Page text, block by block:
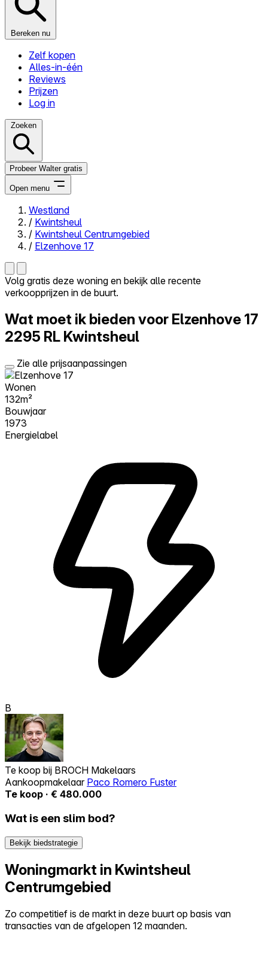
Bereken nu
Zelf kopen
Alles-in-één
Reviews
Prijzen
Log in
Zoeken
Probeer Walter gratis
Open menu
Close menu
Zelf kopen
Reviews
Prijzen
Probeer Walter gratis
Westland
/ Kwintsheul
/ Kwintsheul Centrumgebied
/ Elzenhove 17
Volg gratis deze woning en bekijk alle recente
verkoopprijzen in de buurt.
Wat moet ik bieden voor Elzenhove 17
2295 RL Kwintsheul
Zie alle prijsaanpassingen
Wonen
132m²
Bouwjaar
1973
Energielabel
B
Te koop bij BROCH Makelaars
Aankoopmakelaar Paco Romero Fuster
Te koop · € 480.000
Wat is een slim bod?
Bekijk biedstrategie
Woningmarkt in Kwintsheul
Centrumgebied
Zo competitief is de markt in deze buurt op basis van
transacties van de afgelopen 12 maanden.